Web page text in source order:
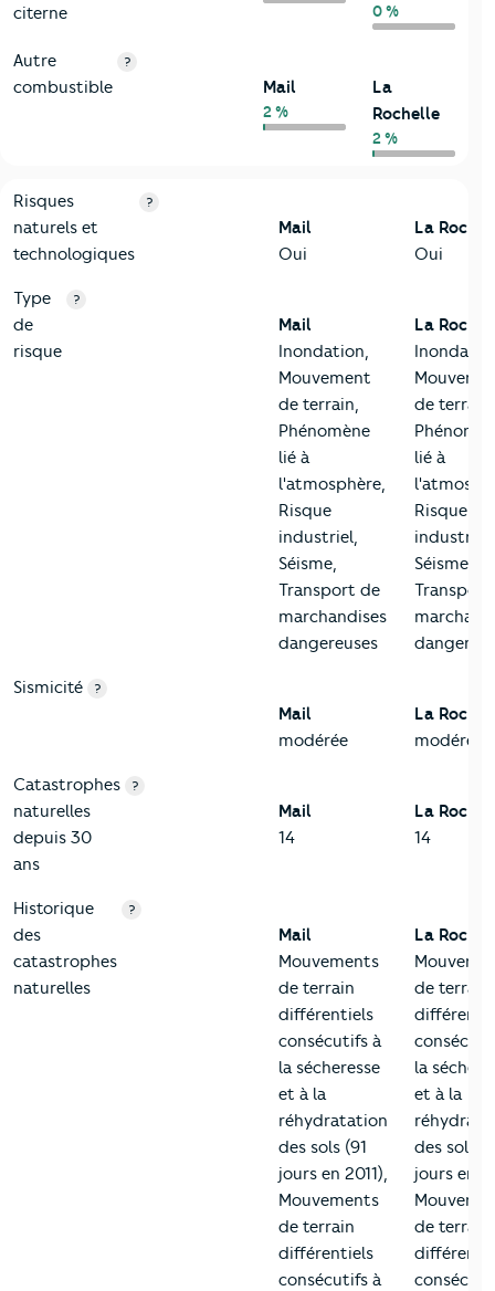
citerne
0 %
Autre
combustible
?
Mail
2 %
La
Rochelle
2 %
9-Diagnostic risques
Critères
Risques
naturels et
technologiques
?
Mail
Oui
La
Oui
Type
de
risque
?
Mail
Inondation,
Mouvement
de terrain,
Phénomène
lié à
l'atmosphère,
Risque
industriel,
Séisme,
Transport de
marchandises
dangereuses
La
de terrain,
lié à
Risque
industriel,
Séisme,
Transport
Sismicité ?
Mail
modérée
La
modérée
Catastrophes
naturelles
depuis 30
ans
?
Mail
14
La
14
Historique
des
catastrophes
naturelles
?
Mail
Mouvements
de terrain
différentiels
consécutifs à
la sécheresse
et à la
réhydratation
des sols (91
jours en 2011),
Mouvements
de terrain
différentiels
consécutifs à
La
de terrain
la
et à la
des sols
jours en
de terrain